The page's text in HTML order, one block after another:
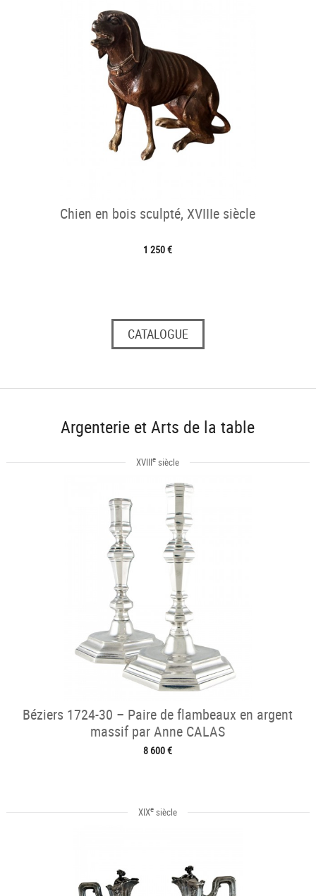
Chien en bois sculpté, XVIIIe siècle
1 250 €
CATALOGUE
Argenterie et Arts de la table
XVIIIe siècle
Béziers 1724-30 – Paire de flambeaux en argent
massif par Anne CALAS
8 600 €
XIXe siècle